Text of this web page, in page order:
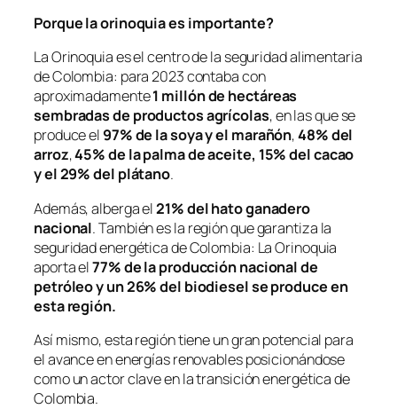
Porque la orinoquia es importante?
La Orinoquia es el centro de la seguridad alimentaria
de Colombia: para 2023 contaba con
aproximadamente1 millón de hectáreas
sembradas de productos agrícolas, en las que se
produce el 97% de la soya y el marañón,48% del
arroz,45% de la palma de aceite, 15% del cacao
y el 29% del plátano.
Además, alberga el21% del hato ganadero
nacional. También es la región que garantiza la
seguridad energética de Colombia: La Orinoquia
aporta el77% de la producción nacional de
petróleo y un 26% del biodiesel se produce en
esta región.
Así mismo, esta región tiene un gran potencial para
el avance en energías renovables posicionándose
como un actor clave en la transición energética de
Colombia.